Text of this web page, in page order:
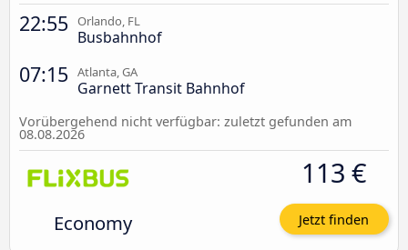
22:55 Orlando, FL
Busbahnhof
07:15 Atlanta, GA
Garnett Transit Bahnhof
Vorübergehend nicht verfügbar: zuletzt gefunden am
08.08.2026
Economy
113 €
Jetzt finden